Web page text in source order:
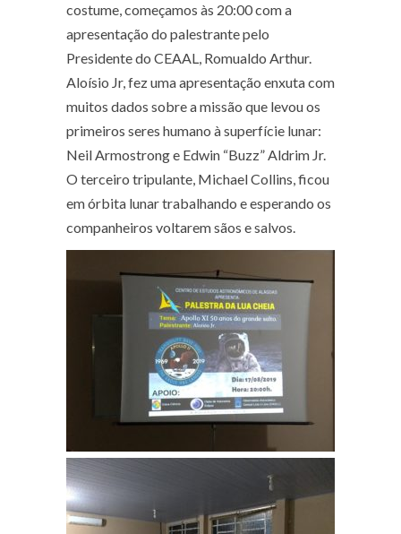
costume, começamos às 20:00 com a
apresentação do palestrante pelo
Presidente do CEAAL, Romualdo Arthur.
Aloísio Jr, fez uma apresentação enxuta com
muitos dados sobre a missão que levou os
primeiros seres humano à superfície lunar:
Neil Armostrong e Edwin “Buzz” Aldrim Jr.
O terceiro tripulante, Michael Collins, ficou
em órbita lunar trabalhando e esperando os
companheiros voltarem sãos e salvos.